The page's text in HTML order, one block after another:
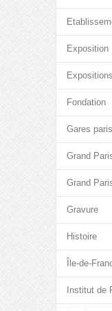
Exposition
Fondation
Gares
Grand
Grand
Gravure
Histoire
Île-de-
Institut de